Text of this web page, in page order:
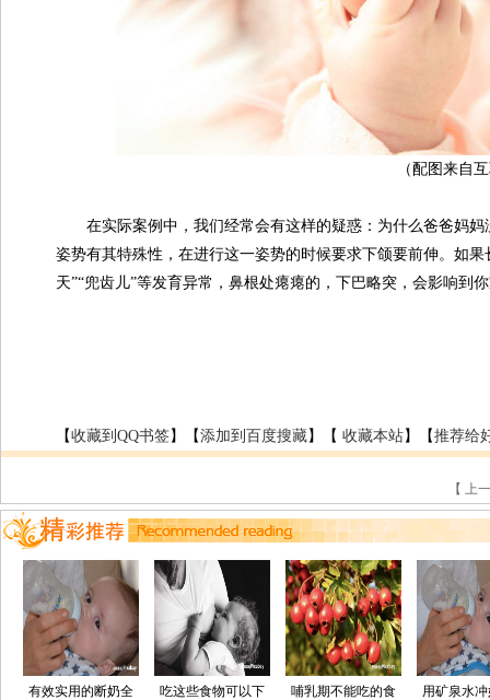
（配图来自
在实际案例中，我们经常会有这样的疑惑：为什么爸爸妈妈
姿势有其特殊性，在进行这一姿势的时候要求下颌要前伸。如
天”“兜齿儿”等发育异常，鼻根处瘪瘪的，下巴略突，会影响到
【收藏到QQ书签】【添加到百度搜藏】【 收藏本站】【推荐给
【 上
有效实用的断奶全 吃这些食物可以下 哺乳期不能吃的食 用矿泉水